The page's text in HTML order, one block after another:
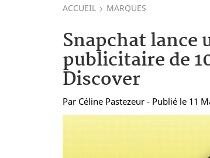
ACCUEIL MARQUES
Snapchat lance
publicitaire de
Discover
Par Céline Pastezeur - Publié le 11